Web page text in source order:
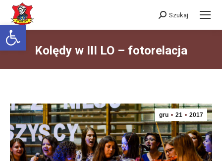
Otwórz pasek narzędzi
Szukaj:
Szukaj
Kolędy w III LO – fotorelacja
gru 21 2017